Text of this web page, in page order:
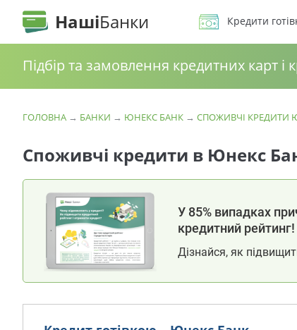
НашіБанки Кредити
Підбір та замовлення кредитних карт і
ГОЛОВНА → БАНКИ → ЮНЕКС БАНК → СПОЖИВЧІ КРЕДИТИ
Споживчі кредити в Юнекс
У 85% випадках
кредитний рейтинг!
Дізнайся, як